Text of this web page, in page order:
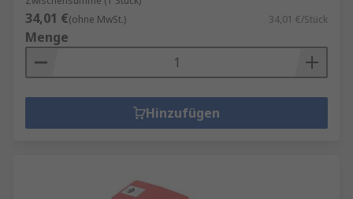
34,01 €(ohne MwSt.) 34,01 €/Stück
Menge
Hinzufügen